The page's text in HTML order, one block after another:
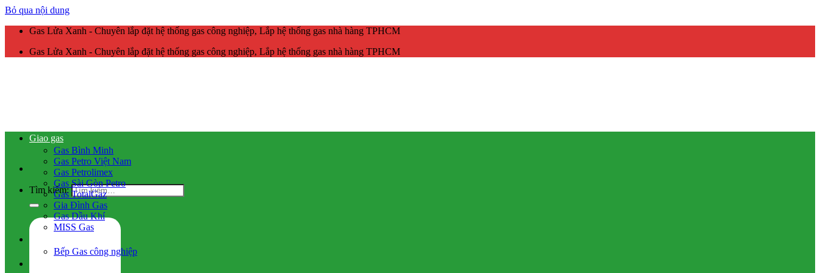
Bỏ qua nội dung
Gas Lửa Xanh - Chuyên lắp đặt hệ thống gas công nghiệp, Lắp hệ thống gas nhà hàng TPHCM
Gas Lửa Xanh - Chuyên lắp đặt hệ thống gas công nghiệp, Lắp hệ thống gas nhà hàng TPHCM
Tìm kiếm:
Giao gas
Gas Bình Minh
Gas Petro Việt Nam
Gas Petrolimex
Gas Sài Gòn Petro
Gas TotalGaz
Gia Đình Gas
Gas Dầu Khí
MISS Gas
Bếp Gas công nghiệp